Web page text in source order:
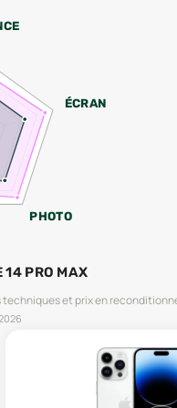
ÉCRAN
PHOTO
14 PRO MAX
et prix en